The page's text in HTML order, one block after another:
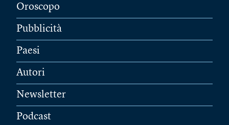
Oroscopo
Pubblicità
Paesi
Autori
Newsletter
Podcast